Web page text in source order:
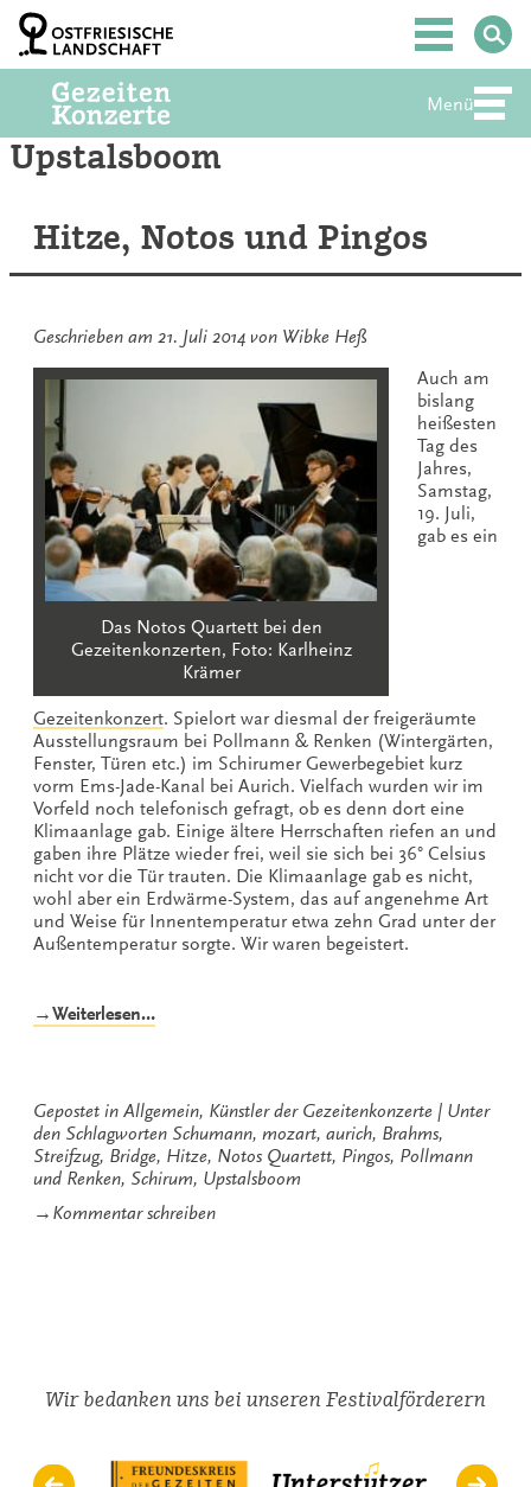
Zum
Inhalt
springen
Hauptmenü
Menü
Upstalsboom
Hitze, Notos und Pingos
Geschrieben am 21. Juli 2014 von Wibke Heß
Das Notos Quartett bei den
Gezeitenkonzerten, Foto: Karlheinz
Krämer
Auch am
bislang
heißesten
Tag des
Jahres,
Samstag,
19. Juli,
gab es ein
Gezeitenkonzert. Spielort war diesmal der freigeräumte
Ausstellungsraum bei Pollmann & Renken (Wintergärten,
Fenster, Türen etc.) im Schirumer Gewerbegebiet kurz
vorm Ems-Jade-Kanal bei Aurich. Vielfach wurden wir im
Vorfeld noch telefonisch gefragt, ob es denn dort eine
Klimaanlage gab. Einige ältere Herrschaften riefen an und
gaben ihre Plätze wieder frei, weil sie sich bei 36° Celsius
nicht vor die Tür trauten. Die Klimaanlage gab es nicht,
wohl aber ein Erdwärme-System, das auf angenehme Art
und Weise für Innentemperatur etwa zehn Grad unter der
Außentemperatur sorgte. Wir waren begeistert.
→Weiterlesen…„Hitze,
Gepostet in Allgemein, Künstler der Gezeitenkonzerte
Unter
den Schlagworten Schumann, mozart, aurich, Brahms,
Streifzug, Bridge, Hitze, Notos Quartett, Pingos, Pollmann
und Renken, Schirum, Upstalsboom
→ Kommentar schreibenzu
Wir bedanken uns bei unseren Festivalförderern